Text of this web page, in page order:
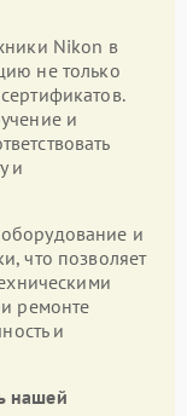
Nikon в
не только
и
и
и
что позволяет
ремонте
и
нашей